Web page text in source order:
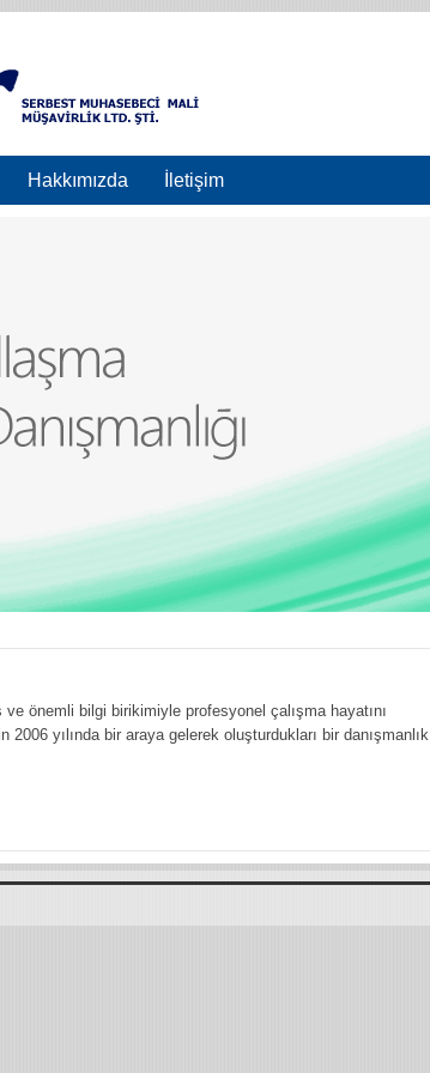
Hakkımızda İletişim
ve önemli bilgi birikimiyle profesyonel çalışma hayatını
yılında bir araya gelerek oluşturdukları bir danışmanlık